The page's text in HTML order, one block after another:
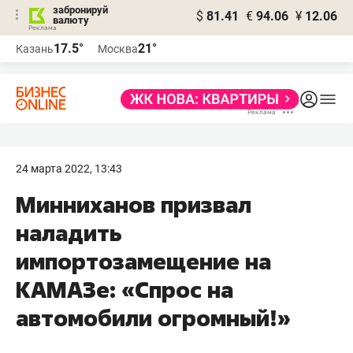
забронируй
валюту
$ 81.41 € 94.06 ¥ 12.06
Казань17.5° Москва21°
24 марта 2022, 13:43
Минниханов призвал
наладить
импортозамещение на
КАМАЗе: «Спрос на
автомобили огромный!»